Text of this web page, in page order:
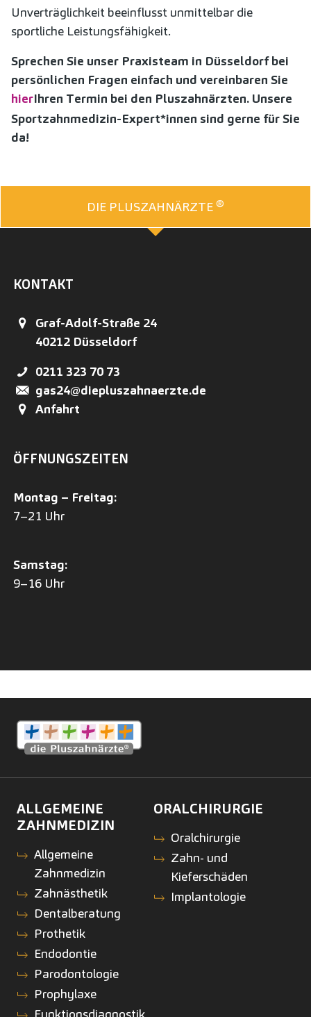
Unverträglichkeit beeinflusst unmittelbar die
sportliche Leistungsfähigkeit.
Sprechen Sie unser Praxisteam in Düsseldorf bei
persönlichen Fragen einfach und vereinbaren Sie
hierIhren Termin bei den Pluszahnärzten. Unsere
Sportzahnmedizin-Expert*innen sind gerne für Sie
da!
DIE PLUSZAHNÄRZTE ®
KONTAKT
Graf-Adolf-Straße 24
40212 Düsseldorf
0211 323 70 73
gas24@diepluszahnaerzte.de
Anfahrt
ÖFFNUNGSZEITEN
Montag – Freitag:
7–21 Uhr
Samstag:
9–16 Uhr
ALLGEMEINE
ZAHNMEDIZIN
Allgemeine
Zahnmedizin
Zahnästhetik
Dentalberatung
Prothetik
Endodontie
Parodontologie
Prophylaxe
Funktionsdiagnostik
ORALCHIRURGIE
Oralchirurgie
Zahn- und
Kieferschäden
Implantologie